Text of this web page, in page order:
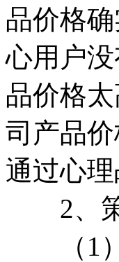
品价格
心用户
品价格
司产品
通过心
2、策
（1）